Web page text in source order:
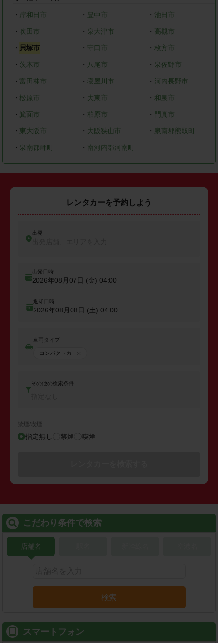
・ 岸和田市 ・ 豊中市 ・ 池田市
・ 吹田市 ・ 泉大津市 ・ 高槻市
・ 貝塚市 ・ 守口市 ・枚方市
・ 茨木市 ・ 八尾市 ・ 泉佐野市
・ 富田林市 ・ 寝屋川市 ・ 河内長野市
・ 松原市 ・ 大東市 ・ 和泉市
・ 箕面市 ・ 柏原市 ・ 門真市
・ 東大阪市 ・ 大阪狭山市 ・ 泉南郡熊取町
・ 泉南郡岬町 ・ 南河内郡河南町
レンタカーを予約しよう
出発
出発日時
2026年08月07日 (金) 04:00
返却日時
2026年08月08日 (土) 04:00
車両タイプ
コンパクトカー
その他の検索条件
禁煙/喫煙
指定無し 禁煙 喫煙
こだわり条件で検索
店舗名
検索
スマートフォン